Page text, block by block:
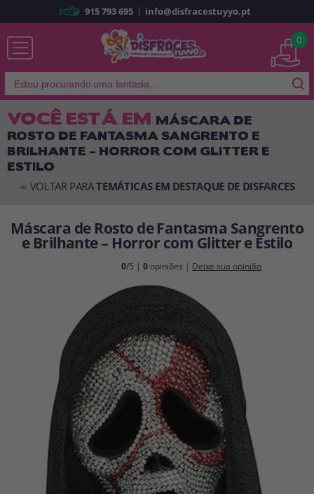
Já sou cliente
Lembrar-me Esqueceu sua senha?
Sou novo
disfracestuyyo.pt, você poderá fazer suas
compras rapidamente em nossa loja virtual, verificar o status de seus
pedidos e consultar suas operações anteriores.
Vá em frente! Estávamos esperando por você.
CRIAR CONTA
915 793 695 | info@disfracestuyyo.pt
0
VOCÊ ESTÁ EM MÁSCARA DE
ROSTO DE FANTASMA SANGRENTO E
BRILHANTE – HORROR COM GLITTER E
ESTILO
<< VOLTAR PARATEMÁTICAS EM DESTAQUE DE DISFARCES
Máscara de Rosto de Fantasma Sangrento
e Brilhante – Horror com Glitter e Estilo
0/5 |0 opiniões | Deixe sua opinião